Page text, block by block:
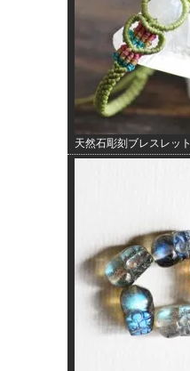
天然石彫刻ブレスレット